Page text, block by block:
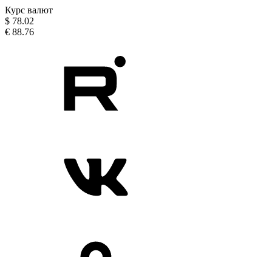
Курс валют
$ 78.02
€ 88.76